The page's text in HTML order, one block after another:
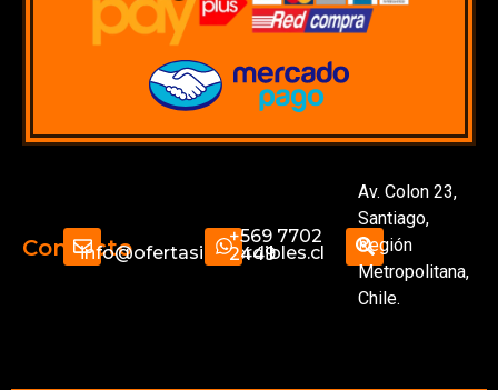
Contactoinfo@ofertasimperdibles.cl
+569 7702
2449
Av. Colon 23,
Santiago,
Región
Metropolitana,
Chile.